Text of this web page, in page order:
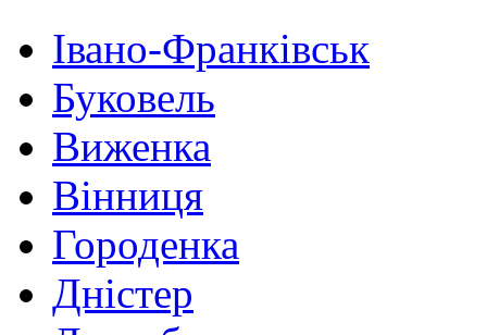
Івано-Франківськ
Буковель
Виженка
Вінниця
Городенка
Дністер